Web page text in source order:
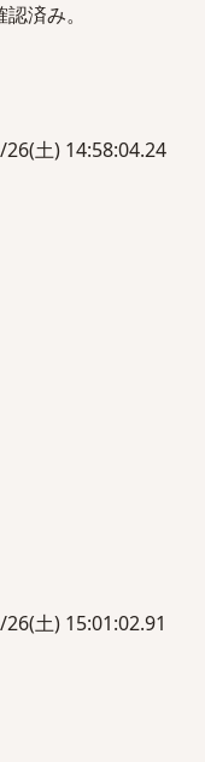
済み。
土) 14:58:04.24
土) 15:01:02.91